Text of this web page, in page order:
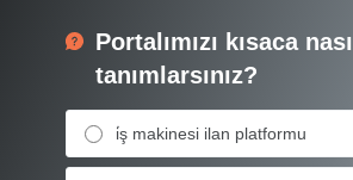
Portalımızı kısaca nasıl
tanımlarsınız?
i̇ş makinesi ilan platformu